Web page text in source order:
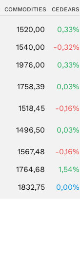
COMMODITIES CEDEARS
1520,00
0,33%
1540,00
-0,32%
1976,00
0,33%
1758,39 0,03%
1518,45
-0,16%
1496,50 0,03%
1567,48
-0,16%
1764,68
1,54%
1832,75 0,00%